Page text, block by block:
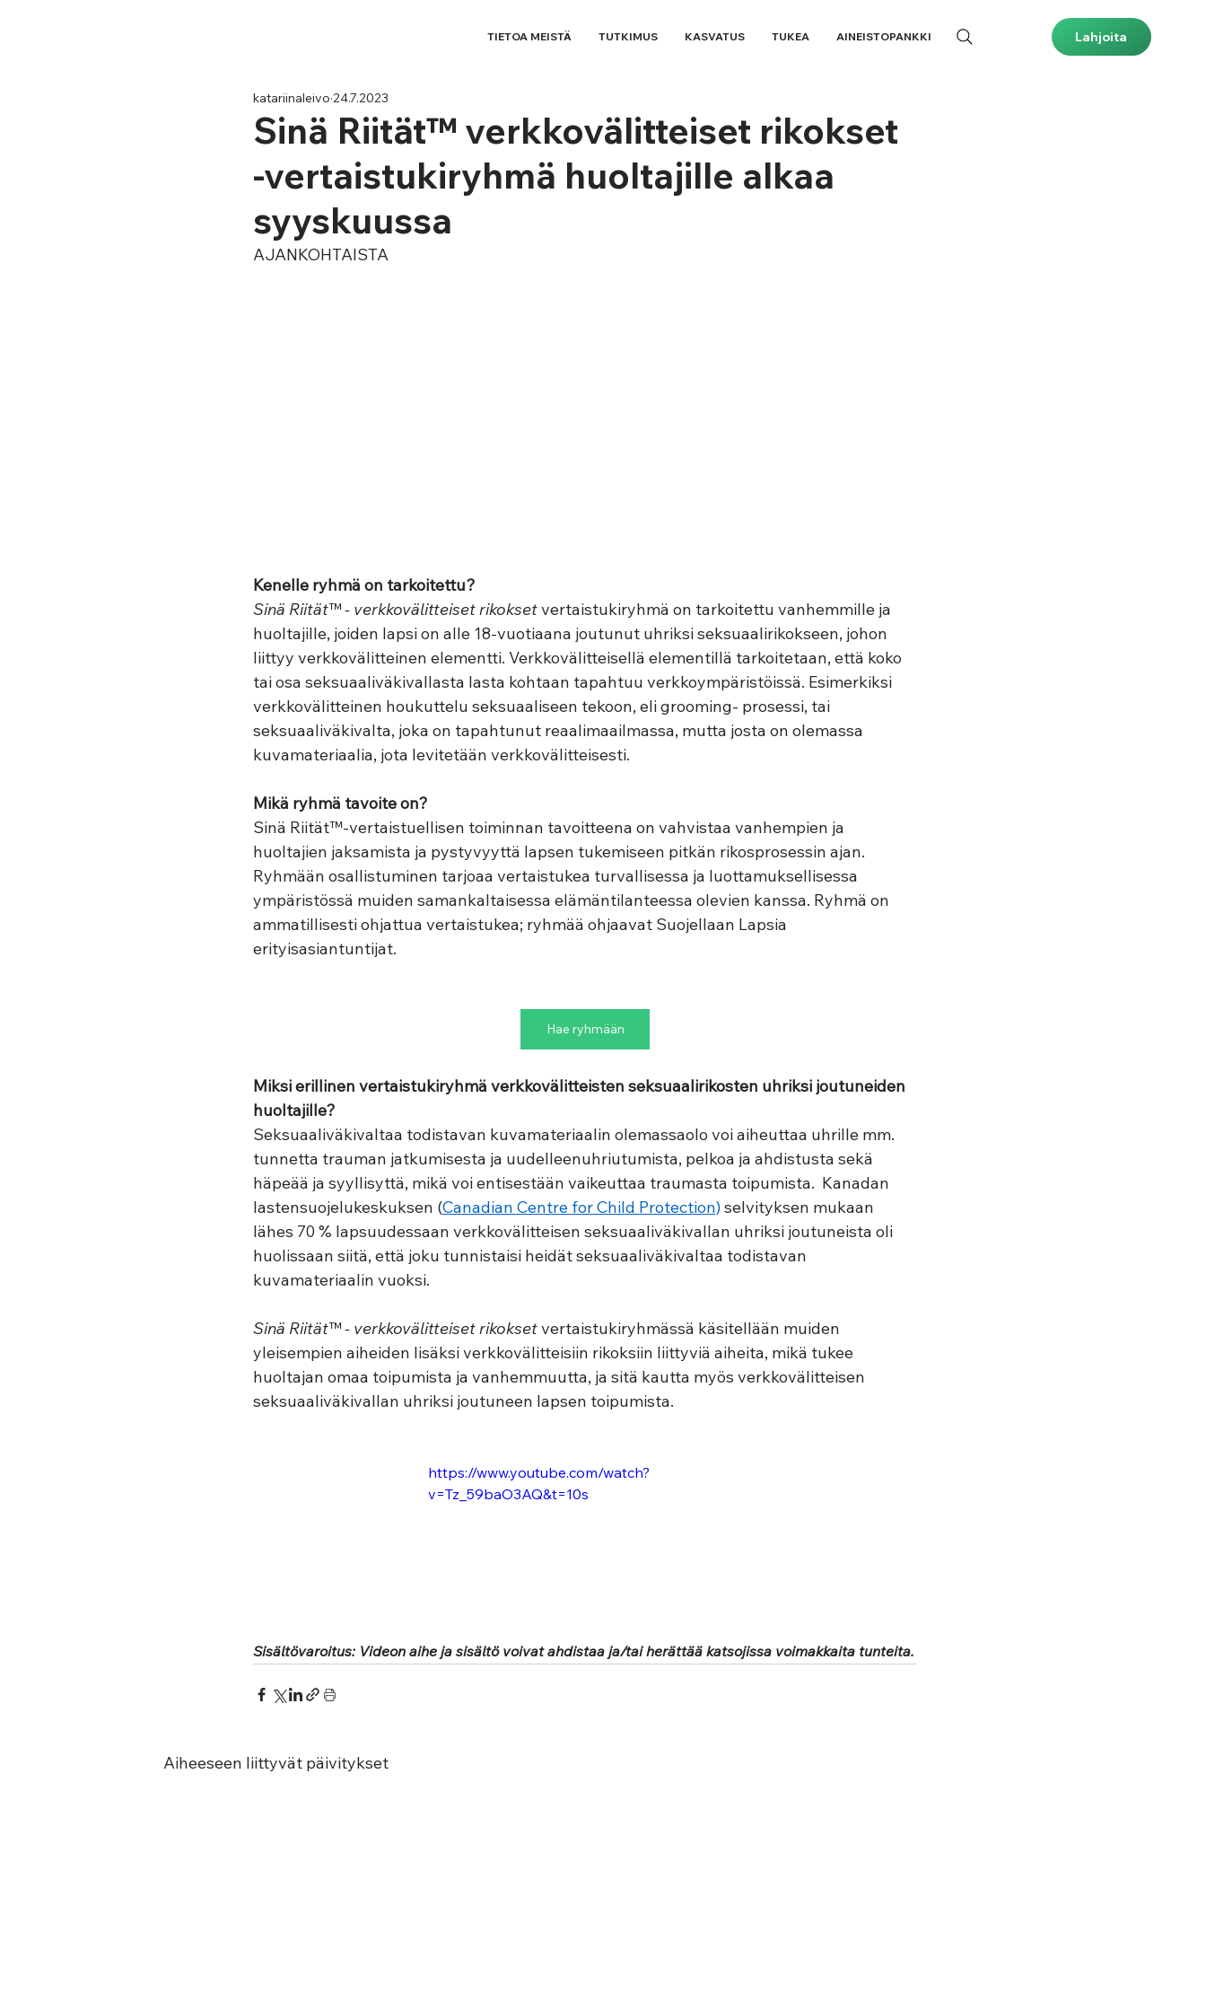
TIETOA MEISTÄ TUTKIMUS KASVATUS TUKEA AINEISTOPANKKI Lahjoita
Sinä Riität™ verkkovälitteiset rikokset
-vertaistukiryhmä huoltajille alkaa
syyskuussa
katariinaleivo 24.7.2023
AJANKOHTAISTA
Kenelle ryhmä on tarkoitettu?
Sinä Riität™ - verkkovälitteiset rikokset vertaistukiryhmä on tarkoitettu vanhemmille ja
huoltajille, joiden lapsi on alle 18-vuotiaana joutunut uhriksi seksuaalirikokseen, johon
liittyy verkkovälitteinen elementti. Verkkovälitteisellä elementillä tarkoitetaan, että koko
tai osa seksuaaliväkivallasta lasta kohtaan tapahtuu verkkoympäristöissä. Esimerkiksi
verkkovälitteinen houkuttelu seksuaaliseen tekoon, eli grooming- prosessi, tai
seksuaaliväkivalta, joka on tapahtunut reaalimaailmassa, mutta josta on olemassa
kuvamateriaalia, jota levitetään verkkovälitteisesti.
Mikä ryhmä tavoite on?
Sinä Riität™-vertaistuellisen toiminnan tavoitteena on vahvistaa vanhempien ja
huoltajien jaksamista ja pystyvyyttä lapsen tukemiseen pitkän rikosprosessin ajan.
Ryhmään osallistuminen tarjoaa vertaistukea turvallisessa ja luottamuksellisessa
ympäristössä muiden samankaltaisessa elämäntilanteessa olevien kanssa. Ryhmä on
ammatillisesti ohjattua vertaistukea; ryhmää ohjaavat Suojellaan Lapsia
erityisasiantuntijat.
Hae ryhmään
Miksi erillinen vertaistukiryhmä verkkovälitteisten seksuaalirikosten uhriksi joutuneiden
huoltajille?
Seksuaaliväkivaltaa todistavan kuvamateriaalin olemassaolo voi aiheuttaa uhrille mm.
tunnetta trauman jatkumisesta ja uudelleenuhriutumista, pelkoa ja ahdistusta sekä
häpeää ja syyllisyttä, mikä voi entisestään vaikeuttaa traumasta toipumista.  Kanadan
lastensuojelukeskuksen (Canadian Centre for Child Protection) selvityksen mukaan
lähes 70 % lapsuudessaan verkkovälitteisen seksuaaliväkivallan uhriksi joutuneista oli
huolissaan siitä, että joku tunnistaisi heidät seksuaaliväkivaltaa todistavan
kuvamateriaalin vuoksi.
Sinä Riität™ - verkkovälitteiset rikokset vertaistukiryhmässä käsitellään muiden
yleisempien aiheiden lisäksi verkkovälitteisiin rikoksiin liittyviä aiheita, mikä tukee
huoltajan omaa toipumista ja vanhemmuutta, ja sitä kautta myös verkkovälitteisen
seksuaaliväkivallan uhriksi joutuneen lapsen toipumista.
https://www.youtube.com/watch?
v=Tz_59baO3AQ&t=10s
Sisältövaroitus: Videon aihe ja sisältö voivat ahdistaa ja/tai herättää katsojissa voimakkaita tunteita.
Aiheeseen liittyvät päivitykset